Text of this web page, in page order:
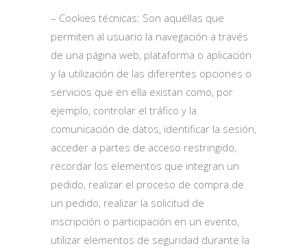
– Cookies técnicas: Son aquéllas que
permiten al usuario la navegación a través
de una página web, plataforma o aplicación
y la utilización de las diferentes opciones o
servicios que en ella existan como, por
ejemplo, controlar el tráfico y la
comunicación de datos, identificar la sesión,
acceder a partes de acceso restringido,
recordar los elementos que integran un
pedido, realizar el proceso de compra de
un pedido, realizar la solicitud de
inscripción o participación en un evento,
utilizar elementos de seguridad durante la